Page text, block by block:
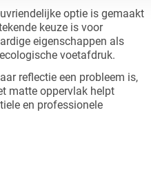
optie is gemaakt
keuze is voor
eigenschappen als
voetafdruk.
reflectie een probleem is,
matte oppervlak helpt
en professionele